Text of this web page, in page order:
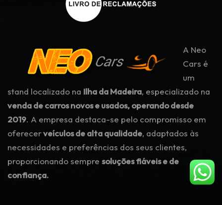
A Neo
Cars é
um
stand localizado na Ilha da Madeira, especializado na
venda de carros novos e usados, operando desde
2019. A empresa destaca-se pelo compromisso em
oferecerveículos de alta qualidade, adaptados às
necessidades e preferências dos seus clientes,
proporcionando sempre soluções fiáveis e de
confiança.